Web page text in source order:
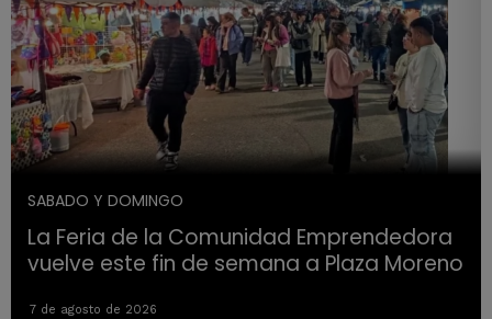
SABADO Y DOMINGO
La Feria de la Comunidad Emprendedora
vuelve este fin de semana a Plaza Moreno
7 de agosto de 2026